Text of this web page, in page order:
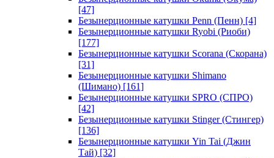
[47]
Безынерционные катушки Penn (Пенн) [4]
Безынерционные катушки Ryobi (Риоби)
[177]
Безынерционные катушки Scorana (Скорана)
[31]
Безынерционные катушки Shimano
(Шимано) [161]
Безынерционные катушки SPRO (СПРО)
[42]
Безынерционные катушки Stinger (Стингер)
[136]
Безынерционные катушки Yin Tai (Джин
Тай) [32]